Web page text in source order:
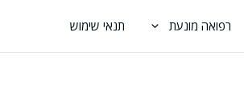
רפואה מונעת תנאי שימוש